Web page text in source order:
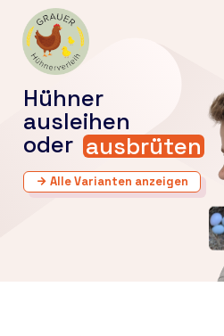
Hühner
ausleihen
oder ausbrüten
arrow_forward Alle Varianten anzeigen